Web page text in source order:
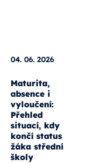
04. 06. 2026
Maturita,
absence i
vyloučení:
Přehled
situací, kdy
končí status
žáka střední
školy